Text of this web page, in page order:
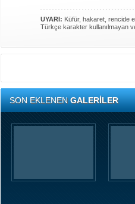
UYARI: Küfür, hakaret, rencide
Türkçe karakter kullanılmayan
SON EKLENENGALERİLER